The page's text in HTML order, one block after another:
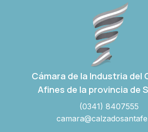
Cámara de la Industria del
Afines de la provincia de
(0341) 8407555